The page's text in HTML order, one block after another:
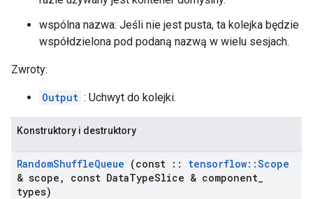
wspólna nazwa: Jeśli nie jest pusta, ta kolejka będzie
współdzielona pod podaną nazwą w wielu sesjach.
Zwroty:
Output : Uchwyt do kolejki.
Konstruktory i destruktory
RandomShuffleQueue (const :: tensorflow::Scope
& scope , const DataTypeSlice & component
types)